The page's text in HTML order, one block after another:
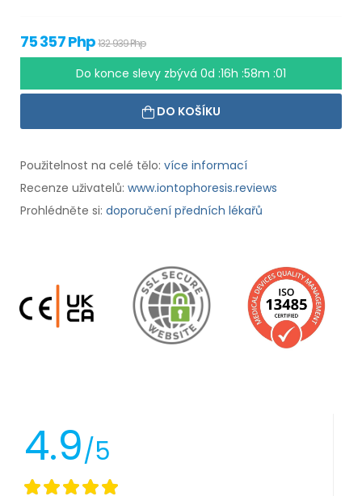
75 357 Php132 939 Php
Do konce slevy zbývá 0d :16h :58m :00
DO KOŠÍKU
Použitelnost na celé tělo: více informací
Recenze uživatelů: www.iontophoresis.reviews
Prohlédněte si: doporučení předních lékařů
4.9/5